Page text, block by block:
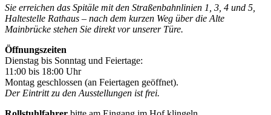
Sie erreichen das Spitäle mit den Straßenbahnlinien 1, 3, 4 und 5,
Haltestelle Rathaus – nach dem kurzen Weg über die Alte
Mainbrücke stehen Sie direkt vor unserer Türe.
Öffnungszeiten
Dienstag bis Sonntag und Feiertage:
11:00 bis 18:00 Uhr
Montag geschlossen (an Feiertagen geöffnet).
Der Eintritt zu den Ausstellungen ist frei.